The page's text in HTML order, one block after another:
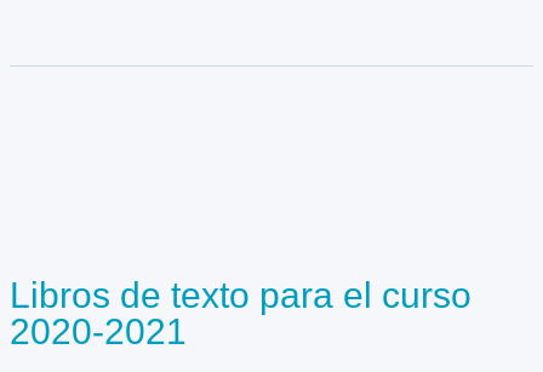
Libros de texto para el curso
2020-2021